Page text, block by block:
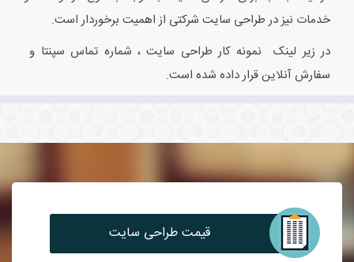
خدمات نیز در طراحی سایت شرکتی از اهمیت برخوردار است.
در زیر لینک نمونه کار طراحی سایت ، شماره تماس سپنتا و
سفارش آنلاین قرار داده شده است.
قیمت طراحی سایت